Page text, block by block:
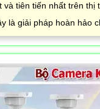
và tiên tiến nhất trên thị
là giải pháp hoàn hảo